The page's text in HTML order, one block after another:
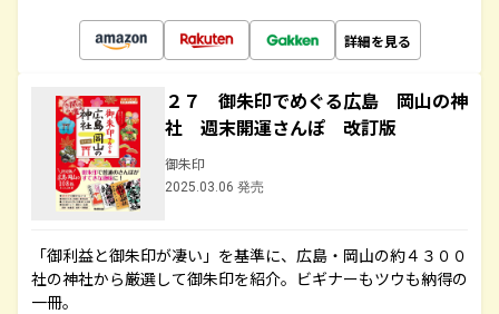
詳細を見る
２７ 御朱印でめぐる広島 岡山の神
社 週末開運さんぽ 改訂版
御朱印
2025.03.06 発売
「御利益と御朱印が凄い」を基準に、広島・岡山の約４３００
社の神社から厳選して御朱印を紹介。ビギナーもツウも納得の
一冊。